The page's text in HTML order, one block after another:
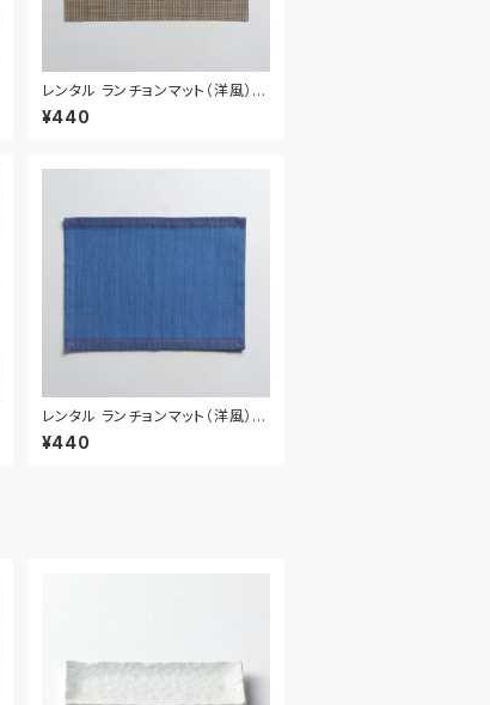
レンタル ランチョンマット（洋風） 4
5.8cm｜MAY021
¥440
レンタル ランチョンマット（洋風） 4
3.5cm｜MAY011
¥440